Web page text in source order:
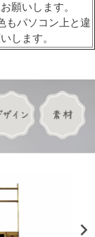
願いします。
もパソコン上と違
します。